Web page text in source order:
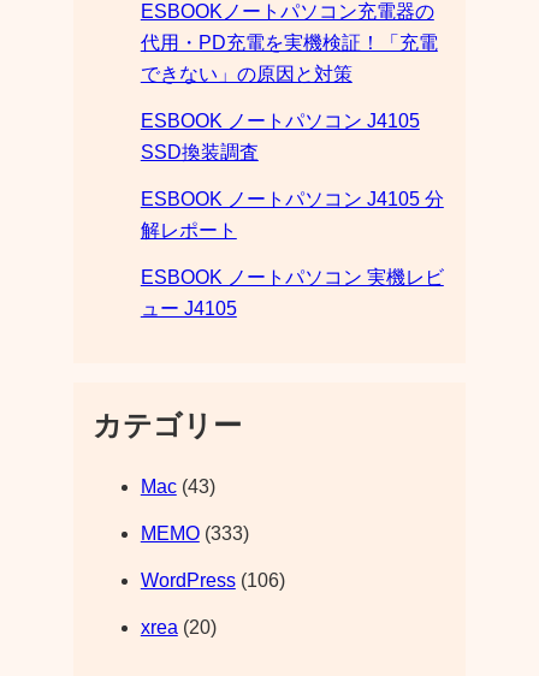
ESBOOKノートパソコン充電器の
代用・PD充電を実機検証！「充電
できない」の原因と対策
ESBOOK ノートパソコン J4105
SSD換装調査
ESBOOK ノートパソコン J4105 分
解レポート
ESBOOK ノートパソコン 実機レビ
ュー J4105
カテゴリー
Mac(43)
MEMO(333)
WordPress(106)
xrea (20)